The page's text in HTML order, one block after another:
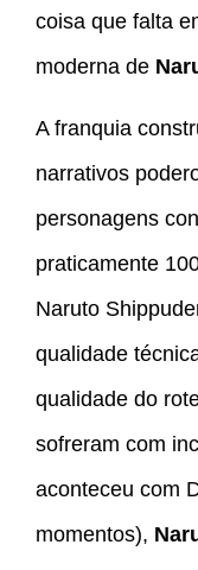
coisa que falta
moderna de
A franquia
narrativos
personagens
praticamente
Naruto
qualidade
qualidade do
sofreram com
aconteceu com
momentos),